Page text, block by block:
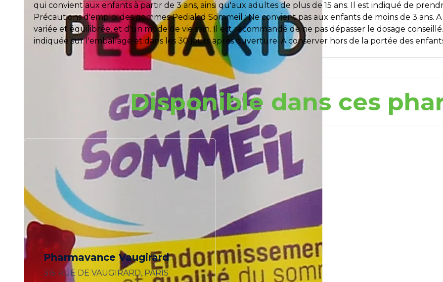
qui convient aux enfants à partir de 3 ans, ainsi qu'aux adultes de plus de 15 ans. Il est indiqué de
Précautions d'emploi des gommes Pediakid Sommeil : Ne convient pas aux enfants de moins de 3 ans.
variée et équilibrée, et d'un mode de vie sain. Il est recommandé de ne pas dépasser le dosage
indiquée sur l'emballage et dans les 30 jours après ouverture. A conserver hors de la portée des
Disponible dans ces
Pharmavance Vaugirard
315 RUE DE VAUGIRARD, PARIS